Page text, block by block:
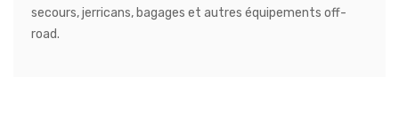
secours, jerricans, bagages et autres équipements off-
road.